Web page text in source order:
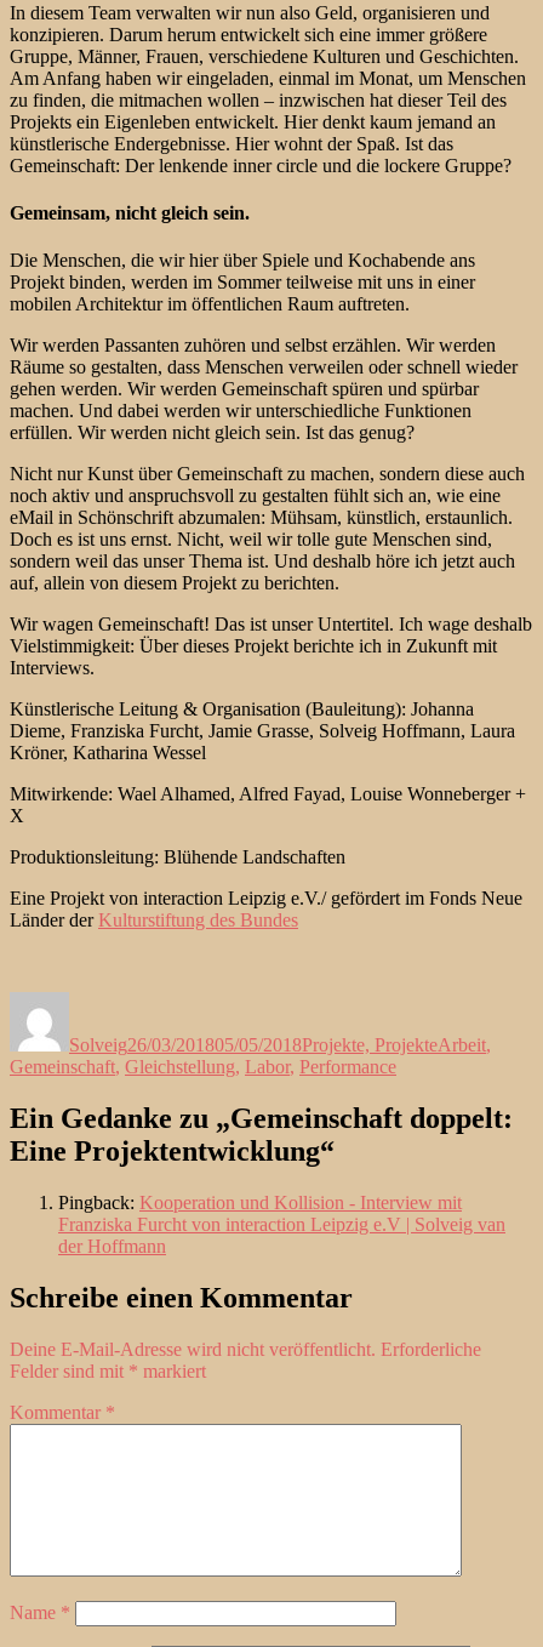
In diesem Team verwalten wir nun also Geld, organisieren und
konzipieren. Darum herum entwickelt sich eine immer größere
Gruppe, Männer, Frauen, verschiedene Kulturen und Geschichten.
Am Anfang haben wir eingeladen, einmal im Monat, um Menschen
zu finden, die mitmachen wollen – inzwischen hat dieser Teil des
Projekts ein Eigenleben entwickelt. Hier denkt kaum jemand an
künstlerische Endergebnisse. Hier wohnt der Spaß. Ist das
Gemeinschaft: Der lenkende inner circle und die lockere Gruppe?
Gemeinsam, nicht gleich sein.
Die Menschen, die wir hier über Spiele und Kochabende ans
Projekt binden, werden im Sommer teilweise mit uns in einer
mobilen Architektur im öffentlichen Raum auftreten.
Wir werden Passanten zuhören und selbst erzählen. Wir werden
Räume so gestalten, dass Menschen verweilen oder schnell wieder
gehen werden. Wir werden Gemeinschaft spüren und spürbar
machen. Und dabei werden wir unterschiedliche Funktionen
erfüllen. Wir werden nicht gleich sein. Ist das genug?
Nicht nur Kunst über Gemeinschaft zu machen, sondern diese auch
noch aktiv und anspruchsvoll zu gestalten fühlt sich an, wie eine
eMail in Schönschrift abzumalen: Mühsam, künstlich, erstaunlich.
Doch es ist uns ernst. Nicht, weil wir tolle gute Menschen sind,
sondern weil das unser Thema ist. Und deshalb höre ich jetzt auch
auf, allein von diesem Projekt zu berichten.
Wir wagen Gemeinschaft! Das ist unser Untertitel. Ich wage deshalb
Vielstimmigkeit: Über dieses Projekt berichte ich in Zukunft mit
Interviews.
Künstlerische Leitung & Organisation (Bauleitung): Johanna
Dieme, Franziska Furcht, Jamie Grasse, Solveig Hoffmann, Laura
Kröner, Katharina Wessel
Mitwirkende: Wael Alhamed, Alfred Fayad, Louise Wonneberger +
X
Produktionsleitung: Blühende Landschaften
Eine Projekt von interaction Leipzig e.V./ gefördert im Fonds Neue
Länder derKulturstiftung des Bundes
Solveig26/03/201805/05/2018Projekte, ProjekteArbeit,
Gemeinschaft, Gleichstellung, Labor, Performance
Ein Gedanke zu „Gemeinschaft doppelt:
Eine Projektentwicklung“
Pingback: Kooperation und Kollision - Interview mit
Franziska Furcht von interaction Leipzig e.V | Solveig van
der Hoffmann
Schreibe einen Kommentar
Deine E-Mail-Adresse wird nicht veröffentlicht. Erforderliche
Felder sind mit * markiert
Kommentar *
Name *